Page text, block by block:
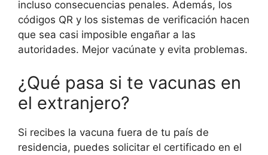
incluso consecuencias penales. Además, los
códigos QR y los sistemas de verificación hacen
que sea casi imposible engañar a las
autoridades. Mejor vacúnate y evita problemas.
¿Qué pasa si te vacunas en
el extranjero?
Si recibes la vacuna fuera de tu país de
residencia, puedes solicitar el certificado en el